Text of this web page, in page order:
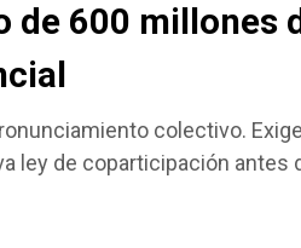
de 600 millones
colectivo.
ley de coparticipación antes